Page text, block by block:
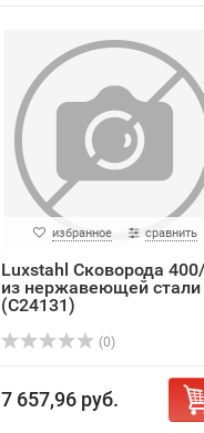
избранное сравнить
Luxstahl Сковорода
из нержавеющей стали
(C24131)
(0)
7 657,96 руб.